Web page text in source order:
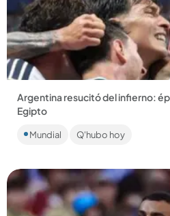
Argentina resucitó del infierno:
Egipto
remontó un 0-2 en los últimos 10
Mundial Q'hubo hoy